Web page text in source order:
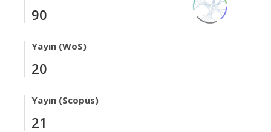
90
Yayın (WoS)
20
Yayın (Scopus)
21